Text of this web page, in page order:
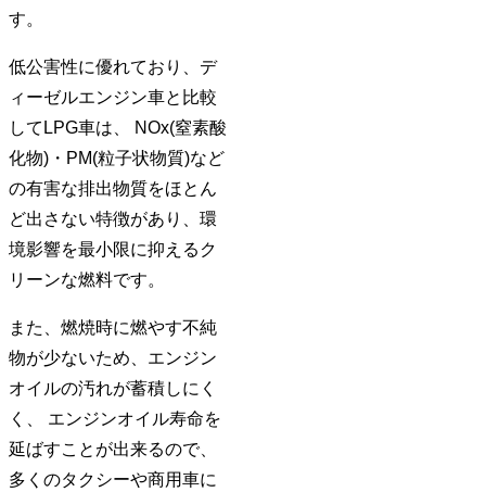
す。
低公害性に優れており、デ
ィーゼルエンジン車と比較
してLPG車は、 NOx(窒素酸
化物)・PM(粒子状物質)など
の有害な排出物質をほとん
ど出さない特徴があり、環
境影響を最小限に抑えるク
リーンな燃料です。
また、燃焼時に燃やす不純
物が少ないため、エンジン
オイルの汚れが蓄積しにく
く、 エンジンオイル寿命を
延ばすことが出来るので、
多くのタクシーや商用車に